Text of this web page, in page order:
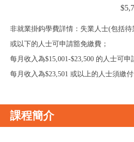
非就業掛鈎學費詳情：失業人士(包括
或以下的人士可申請豁免繳費；
每月收入為$15,001-$23,500 的人士可申
每月收入為$23,501 或以上的人士須繳付
課程簡介